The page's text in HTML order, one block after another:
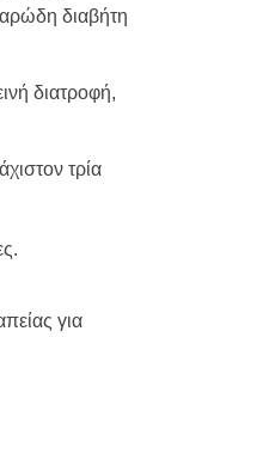
διαβήτη
διατροφή,
τρία
για